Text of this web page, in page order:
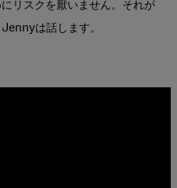
リスクを厭いません。それが
は話します。